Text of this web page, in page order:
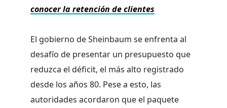
conocer la retención de clientes
El gobierno de Sheinbaum se enfrenta al
desafío de presentar un presupuesto que
reduzca el déficit, el más alto registrado
desde los años 80. Pese a esto, las
autoridades acordaron que el paquete